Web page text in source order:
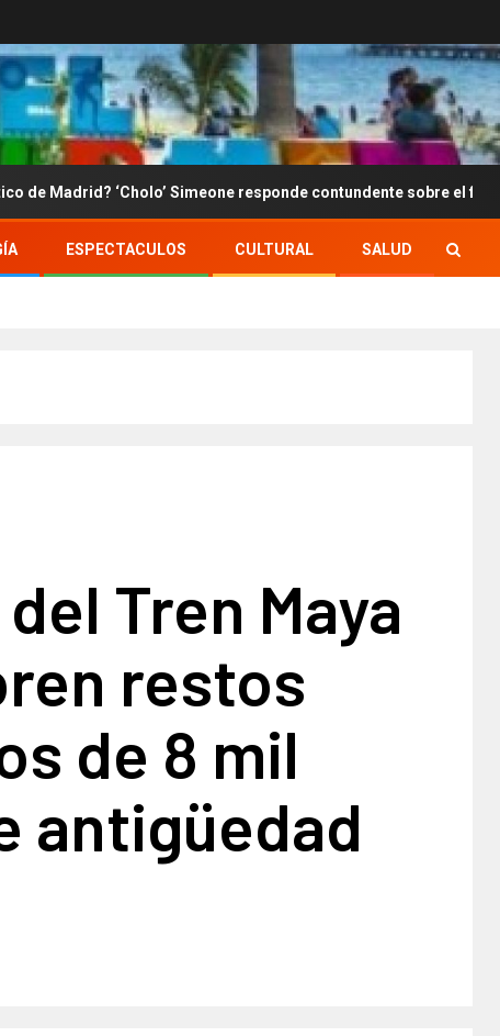
‘Cholo’ Simeone responde contundente sobre el futuro de Julián
ESPECTACULOS CULTURAL SALUD
Tren Maya
restos
de 8 mil
antigüedad